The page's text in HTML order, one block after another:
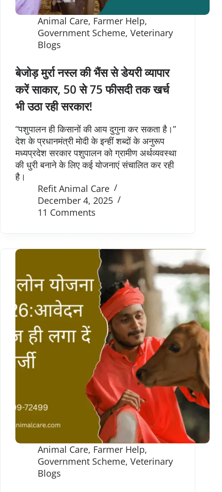
Animal Care, Farmer Help,
Government Scheme, Veterinary
Blogs
बेजोड़ मुर्रा नस्ल की भैंस से डेयरी व्यापार
करें साकार, 50 से 75 फीसदी तक खर्च
भी उठा रही सरकार!
“पशुपालन ही किसानों की आय दुगुना कर सकता है।”
देश के प्रधानमंत्री मोदी के इन्हीं शब्दों के अनुरूप
मध्यप्रदेश सरकार पशुपालन को ग्रामीण अर्थव्यवस्था
की धुरी बनाने के लिए कई योजनाएं संचालित कर रही
है।
Refit Animal Care
December 4, 2025
11 Comments
Animal Care, Farmer Help,
Government Scheme, Veterinary
Blogs